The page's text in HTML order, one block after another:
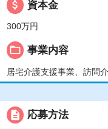
attach_money 資本金
300万円
folder_open 事業内容
居宅介護支援事業、訪問
description 応募方法